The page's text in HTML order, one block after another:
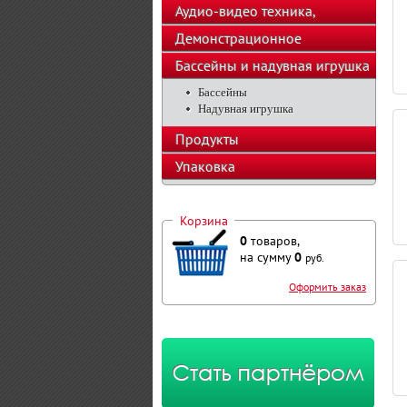
Аудио-видео техника,
телефоны, калькуляторы
Демонстрационное
оборудование
Бассейны и надувная игрушка
Бассейны
Надувная игрушка
Продукты
Упаковка
Корзина
0 товаров,
на сумму0 руб.
Оформить заказ